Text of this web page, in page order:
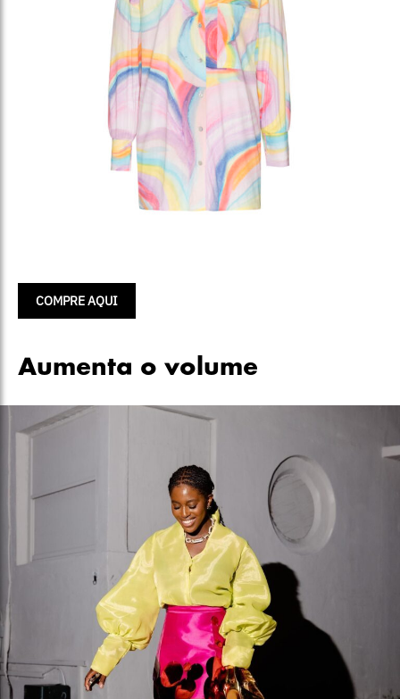
COMPRE AQUI
Aumenta o volume